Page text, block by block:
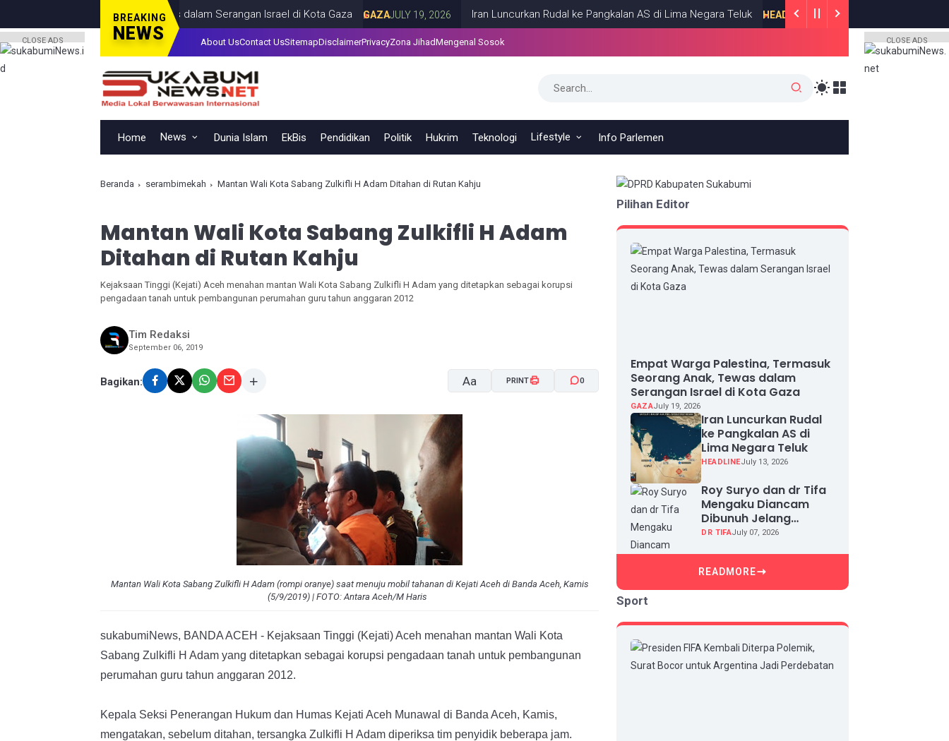
BREAKING
NEWS
Seorang Anak, Tewas dalam Serangan Israel di Kota Gaza GAZA JULY 19, 2026 Iran Luncurkan Rudal ke Pangkalan AS di Lima Negara Teluk HEADLINEJULY 13, 2026
About UsContact UsSitemapDisclaimerPrivacyZona JihadMengenal Sosok
Home News Dunia Islam EkBis Pendidikan Politik Hukrim Teknologi Lifestyle Info Parlemen
Beranda serambimekah Mantan Wali Kota Sabang Zulkifli H Adam Ditahan di Rutan Kahju
Mantan Wali Kota Sabang Zulkifli H Adam
Ditahan di Rutan Kahju
Kejaksaan Tinggi (Kejati) Aceh menahan mantan Wali Kota Sabang Zulkifli H Adam yang ditetapkan sebagai korupsi
pengadaan tanah untuk pembangunan perumahan guru tahun anggaran 2012
Tim Redaksi
September 06, 2019
Bagikan: Aa PRINT 0
Mantan Wali Kota Sabang Zulkifli H Adam (rompi oranye) saat menuju mobil tahanan di Kejati Aceh di Banda Aceh, Kamis
(5/9/2019) | FOTO: Antara Aceh/M Haris
sukabumiNews, BANDA ACEH - Kejaksaan Tinggi (Kejati) Aceh menahan mantan Wali Kota
Sabang Zulkifli H Adam yang ditetapkan sebagai korupsi pengadaan tanah untuk pembangunan
perumahan guru tahun anggaran 2012.
Kepala Seksi Penerangan Hukum dan Humas Kejati Aceh Munawal di Banda Aceh, Kamis,
mengatakan, sebelum ditahan, tersangka Zulkifli H Adam diperiksa tim penyidik beberapa jam.
Pilihan Editor
Empat Warga Palestina, Termasuk
Seorang Anak, Tewas dalam
Serangan Israel di Kota Gaza
GAZAJuly 19, 2026
Iran Luncurkan Rudal
ke Pangkalan AS di
Lima Negara Teluk
HEADLINEJuly 13, 2026
Roy Suryo dan dr Tifa
Mengaku Diancam
Dibunuh Jelang
Sidang, Klaim Ada
DR TIFAJuly 07, 2026
READMORE
Sport
CLOSE ADS CLOSE ADS